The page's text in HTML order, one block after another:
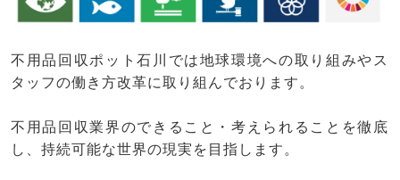
不用品回収ポット石川では地球環境への取り組みやス
タッフの働き方改革に取り組んでおります。
不用品回収業界のできること・考えられることを徹底
し、持続可能な世界の現実を目指します。